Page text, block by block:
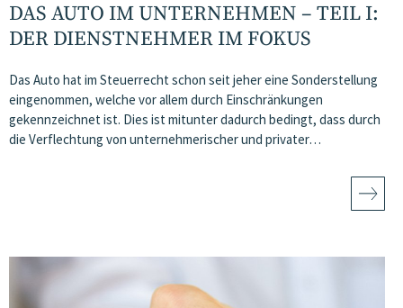
DAS AUTO IM UNTERNEHMEN – TEIL I:
DER DIENSTNEHMER IM FOKUS
Das Auto hat im Steuerrecht schon seit jeher eine Sonderstellung
eingenommen, welche vor allem durch Einschränkungen
gekennzeichnet ist. Dies ist mitunter dadurch bedingt, dass durch
die Verflechtung von unternehmerischer und privater…